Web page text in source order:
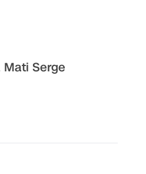
Serge